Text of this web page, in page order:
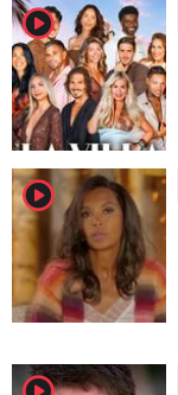
player2
player2